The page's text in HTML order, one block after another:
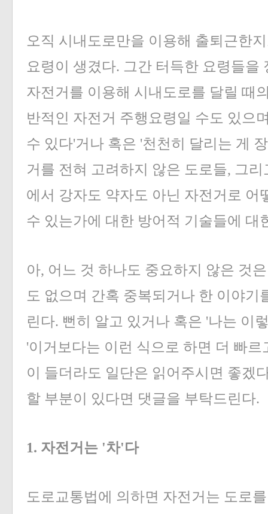
오직 시내도로만을 이용해 출퇴근한
요령이 생겼다. 그간 터득한 요령들을
자전거를 이용해 시내도로를 달릴 때
반적인 자전거 주행요령일 수도 있으
수 있다'거나 혹은 '천천히 달리는 게
거를 전혀 고려하지 않은 도로들, 그
에서 강자도 약자도 아닌 자전거로 어
수 있는가에 대한 방어적 기술들에 대
아, 어느 것 하나도 중요하지 않은 것
도 없으며 간혹 중복되거나 한 이야기
린다. 뻔히 알고 있거나 혹은 '나는 이
'이거보다는 이런 식으로 하면 더 빠
이 들더라도 일단은 읽어주시면 좋겠
할 부분이 있다면 댓글을 부탁드린다.
1. 자전거는 '차'다
도로교통법에 의하면 자전거는 도로
»